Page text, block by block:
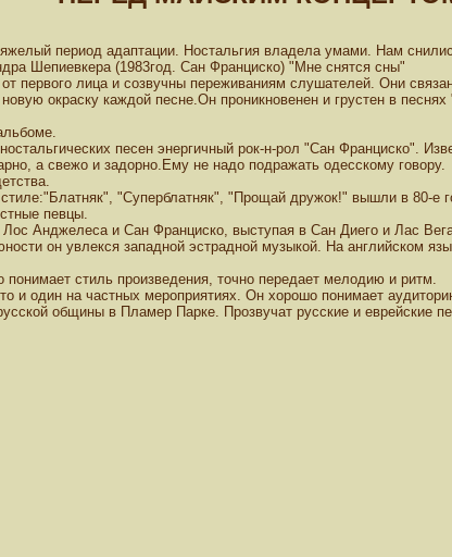
период адаптации. Ностальгия владела умами. Нам
Шепиевкера (1983год. Сан Франциско) "Мне снятся сны"
первого лица и созвучны переживаниям слушателей. Они
окраску каждой песне.Он проникновенен и грустен в
песен энергичный рок-н-рол "Сан Франциско".
а свежо и задорно.Ему не надо подражать одесскому говору.
"Суперблатняк", "Прощай дружок!" вышли в 80-е
певцы.
Анджелеса и Сан Франциско, выступая в Сан Диего и Лас
он увлекся западной эстрадной музыкой. На английском
стиль произведения, точно передает мелодию и ритм.
и один на частных мероприятиях. Он хорошо понимает
общины в Пламер Парке. Прозвучат русские и еврейские